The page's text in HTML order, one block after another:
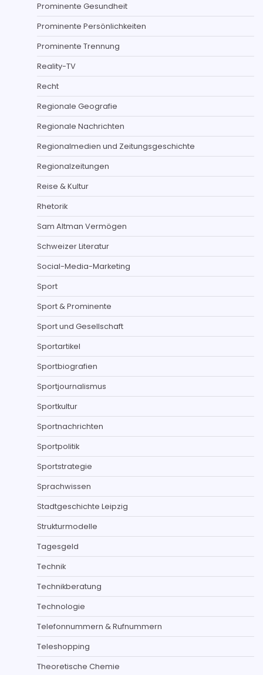
Prominente Gesundheit
Prominente Persönlichkeiten
Prominente Trennung
Reality-TV
Recht
Regionale Geografie
Regionale Nachrichten
Regionalmedien und Zeitungsgeschichte
Regionalzeitungen
Reise & Kultur
Rhetorik
Sam Altman Vermögen
Schweizer Literatur
Social-Media-Marketing
Sport
Sport & Prominente
Sport und Gesellschaft
Sportartikel
Sportbiografien
Sportjournalismus
Sportkultur
Sportnachrichten
Sportpolitik
Sportstrategie
Sprachwissen
Stadtgeschichte Leipzig
Strukturmodelle
Tagesgeld
Technik
Technikberatung
Technologie
Telefonnummern & Rufnummern
Teleshopping
Theoretische Chemie